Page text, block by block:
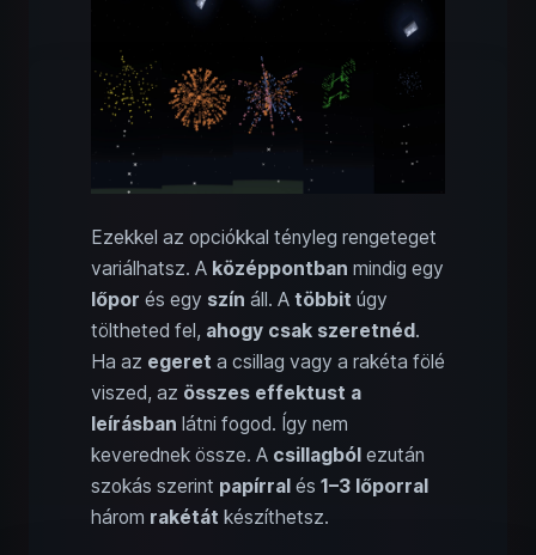
Ezekkel az opciókkal tényleg rengeteget
variálhatsz. A középpontban mindig egy
lőpor és egy szín áll. A többit úgy
töltheted fel, ahogy csak szeretnéd.
Ha az egeret a csillag vagy a rakéta fölé
viszed, az összes effektust a
leírásban látni fogod. Így nem
keverednek össze. A csillagból ezután
szokás szerint papírral és 1–3 lőporral
három rakétát készíthetsz.